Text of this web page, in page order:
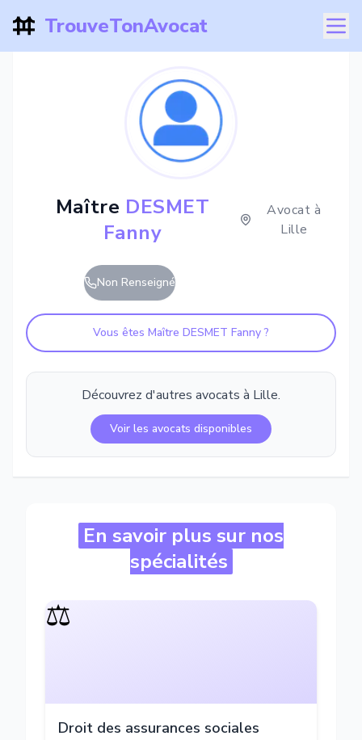
TrouveTonAvocat
Maître DESMET
Fanny
Avocat à
Lille
Non Renseigné
Vous êtes Maître DESMET Fanny?
Découvrez d'autres avocats à Lille.
Voir les avocats disponibles
En savoir plus sur nos
spécialités
⚖️
Droit des assurances sociales